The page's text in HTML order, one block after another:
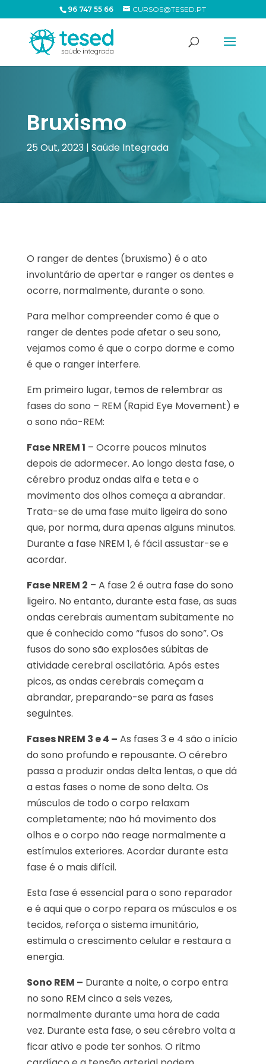
96 747 55 66 CURSOS@TESED.PT
Bruxismo
25 Out, 2023| Saúde Integrada
O ranger de dentes (bruxismo) é o ato
involuntário de apertar e ranger os dentes e
ocorre, normalmente, durante o sono.
Para melhor compreender como é que o
ranger de dentes pode afetar o seu sono,
vejamos como é que o corpo dorme e como
é que o ranger interfere.
Em primeiro lugar, temos de relembrar as
fases do sono – REM (Rapid Eye Movement) e
o sono não-REM:
Fase NREM 1 – Ocorre poucos minutos
depois de adormecer. Ao longo desta fase, o
cérebro produz ondas alfa e teta e o
movimento dos olhos começa a abrandar.
Trata-se de uma fase muito ligeira do sono
que, por norma, dura apenas alguns minutos.
Durante a fase NREM 1, é fácil assustar-se e
acordar.
Fase NREM 2 – A fase 2 é outra fase do sono
ligeiro. No entanto, durante esta fase, as suas
ondas cerebrais aumentam subitamente no
que é conhecido como “fusos do sono”. Os
fusos do sono são explosões súbitas de
atividade cerebral oscilatória. Após estes
picos, as ondas cerebrais começam a
abrandar, preparando-se para as fases
seguintes.
Fases NREM 3 e 4 – As fases 3 e 4 são o início
do sono profundo e repousante. O cérebro
passa a produzir ondas delta lentas, o que dá
a estas fases o nome de sono delta. Os
músculos de todo o corpo relaxam
completamente; não há movimento dos
olhos e o corpo não reage normalmente a
estímulos exteriores. Acordar durante esta
fase é o mais difícil.
Esta fase é essencial para o sono reparador
e é aqui que o corpo repara os músculos e os
tecidos, reforça o sistema imunitário,
estimula o crescimento celular e restaura a
energia.
Sono REM – Durante a noite, o corpo entra
no sono REM cinco a seis vezes,
normalmente durante uma hora de cada
vez. Durante esta fase, o seu cérebro volta a
ficar ativo e pode ter sonhos. O ritmo